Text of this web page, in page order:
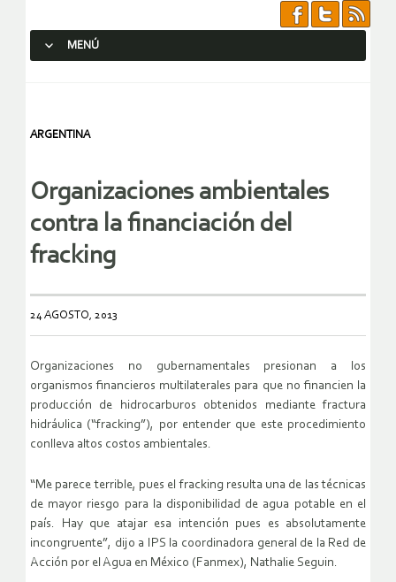
MENÚ
ARGENTINA
Organizaciones ambientales
contra la financiación del
fracking
24 AGOSTO, 2013
Organizaciones no gubernamentales presionan a los
organismos financieros multilaterales para que no financien la
producción de hidrocarburos obtenidos mediante fractura
hidráulica (“fracking”), por entender que este procedimiento
conlleva altos costos ambientales.
“Me parece terrible, pues el fracking resulta una de las técnicas
de mayor riesgo para la disponibilidad de agua potable en el
país. Hay que atajar esa intención pues es absolutamente
incongruente”, dijo a IPS la coordinadora general de la Red de
Acción por el Agua en México (Fanmex), Nathalie Seguin.